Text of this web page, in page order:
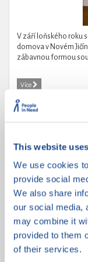
This website
We use cookies
provide social
We also share
our social media,
may combine it
provided to them
of their services.
V září loňského roku
domova v Novém
zábavnou formou
Více